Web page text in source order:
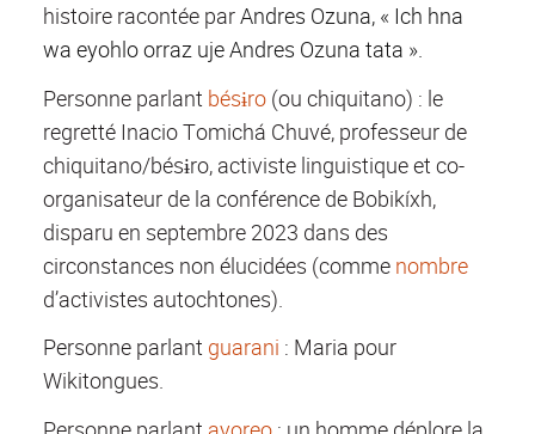
histoire racontée parAndres Ozuna, « Ich hna
wa eyohlo orraz uje Andres Ozuna tata ».
Personne parlant bésɨro (ou chiquitano) : le
regretté Inacio Tomichá Chuvé, professeur de
chiquitano/bésɨro, activiste linguistique et co-
organisateur de la conférence de Bobikíxh,
disparu en septembre 2023 dans des
circonstances non élucidées (comme nombre
d’activistes autochtones).
Personne parlant guarani : Maria pour
Wikitongues.